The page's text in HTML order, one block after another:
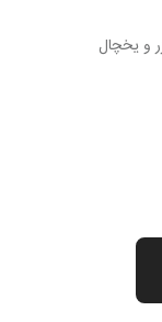
و یخچال